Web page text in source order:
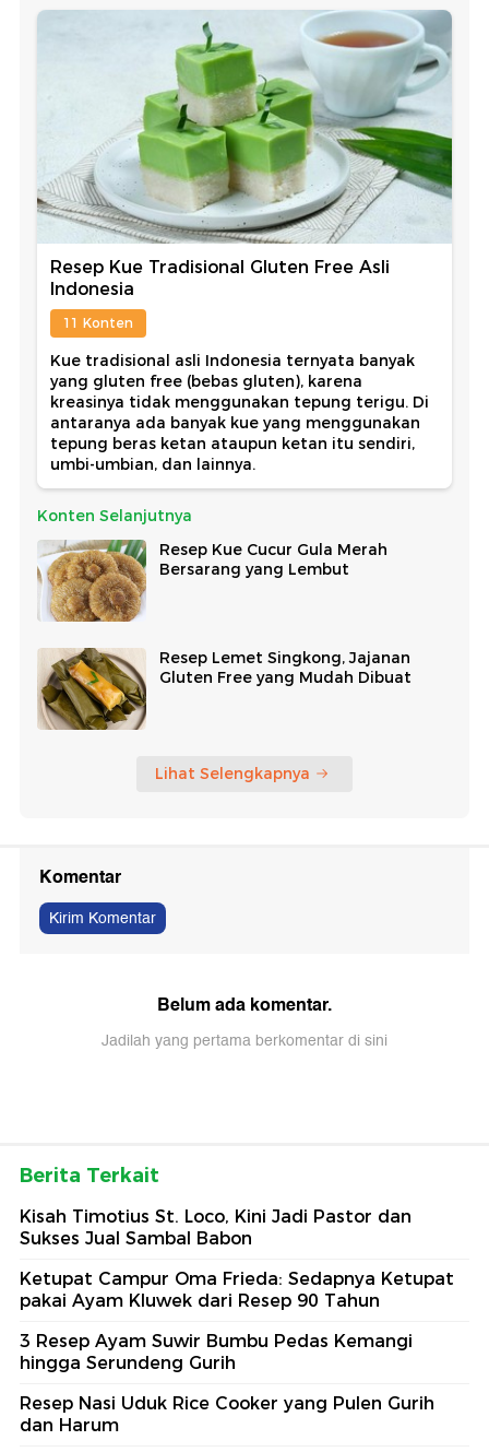
Resep Kue Tradisional Gluten Free Asli
Indonesia
11 Konten
Kue tradisional asli Indonesia ternyata banyak
yang gluten free (bebas gluten), karena
kreasinya tidak menggunakan tepung terigu. Di
antaranya ada banyak kue yang menggunakan
tepung beras ketan ataupun ketan itu sendiri,
umbi-umbian, dan lainnya.
Konten Selanjutnya
Resep Kue Cucur Gula Merah
Bersarang yang Lembut
Resep Lemet Singkong, Jajanan
Gluten Free yang Mudah Dibuat
Lihat Selengkapnya
Komentar
Kirim Komentar
Belum ada komentar.
Jadilah yang pertama berkomentar di sini
Berita Terkait
Kisah Timotius St. Loco, Kini Jadi Pastor dan
Sukses Jual Sambal Babon
Ketupat Campur Oma Frieda: Sedapnya Ketupat
pakai Ayam Kluwek dari Resep 90 Tahun
3 Resep Ayam Suwir Bumbu Pedas Kemangi
hingga Serundeng Gurih
Resep Nasi Uduk Rice Cooker yang Pulen Gurih
dan Harum